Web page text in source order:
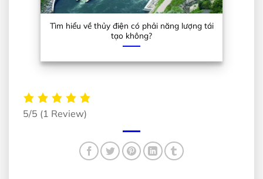
Tìm hiểu về thủy điện có phải năng lượng tái
tạo không?
5/5 (1 Review)